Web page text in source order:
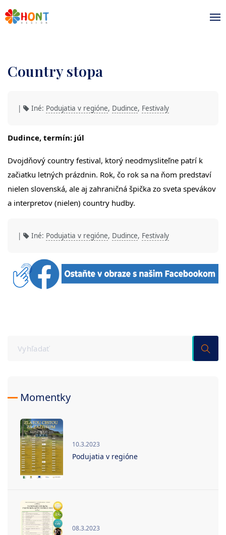
Country stopa
| Iné: Podujatia v regióne, Dudince, Festivaly
Dudince, termín: júl
Dvojdňový country festival, ktorý neodmysliteľne patrí k
začiatku letných prázdnin. Rok, čo rok sa na ňom predstaví
nielen slovenská, ale aj zahraničná špička zo sveta spevákov
a interpretov (nielen) country hudby.
| Iné: Podujatia v regióne, Dudince, Festivaly
Momentky
10.3.2023
Podujatia v regióne
08.3.2023